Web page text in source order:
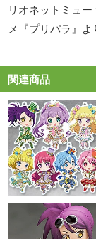
リオネットミュ
メ『プリパラ』よ
関連商品